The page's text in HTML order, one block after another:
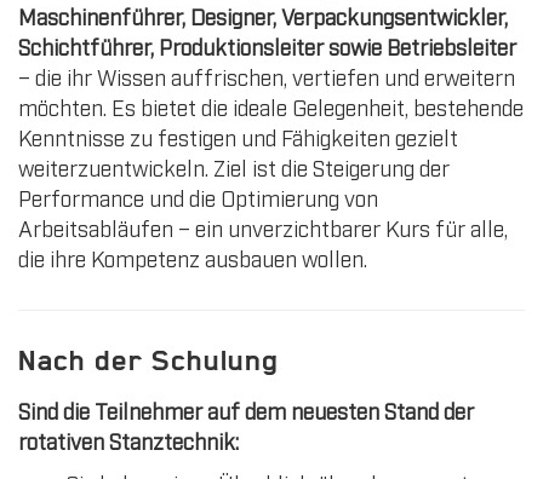
Maschinenführer, Designer, Verpackungsentwickler,
Schichtführer, Produktionsleiter sowie Betriebsleiter
– die ihr Wissen auffrischen, vertiefen und erweitern
möchten. Es bietet die ideale Gelegenheit, bestehende
Kenntnisse zu festigen und Fähigkeiten gezielt
weiterzuentwickeln. Ziel ist die Steigerung der
Performance und die Optimierung von
Arbeitsabläufen – ein unverzichtbarer Kurs für alle,
die ihre Kompetenz ausbauen wollen.
Nach der Schulung
Sind die Teilnehmer auf dem neuesten Stand der
rotativen Stanztechnik: